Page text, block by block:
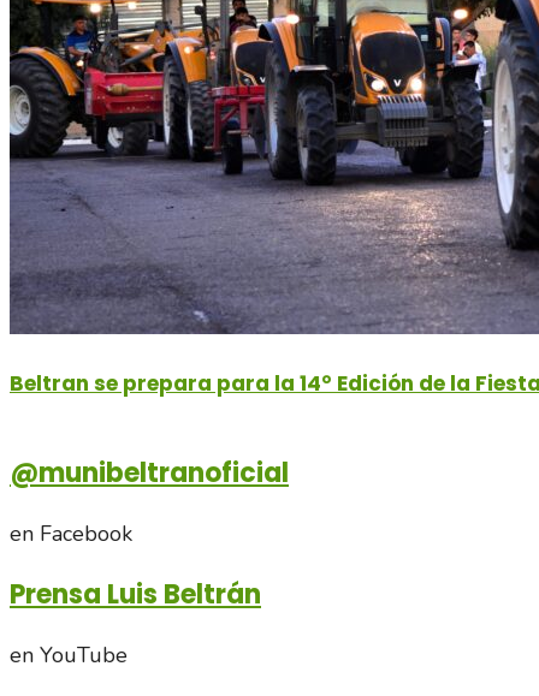
Beltran se prepara para la 14° Edición de la
@munibeltranoficial
en Facebook
Prensa Luis Beltrán
en YouTube